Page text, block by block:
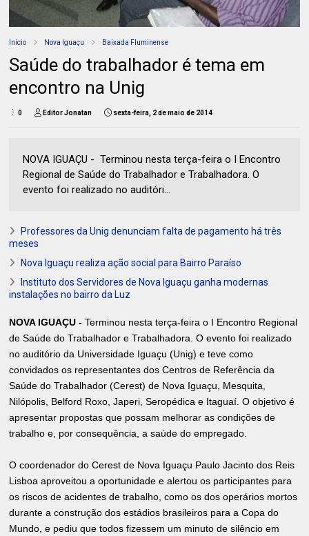
Início Nova Iguaçu Baixada Fluminense
Saúde do trabalhador é tema em
encontro na Unig
0 Editor Jonatan sexta-feira, 2 de maio de 2014
NOVA IGUAÇU - Terminou nesta terça-feira o I Encontro
Regional de Saúde do Trabalhador e Trabalhadora. O
evento foi realizado no auditóri...
Professores da Unig denunciam falta de pagamento há três
meses
Nova Iguaçu realiza ação social para Bairro Paraíso
Instituto dos Servidores de Nova Iguaçu ganha modernas
instalações no bairro da Luz
NOVA IGUAÇU -Terminou nesta terça-feira o I Encontro Regional
de Saúde do Trabalhador e Trabalhadora. O evento foi realizado
no auditório da Universidade Iguaçu (Unig) e teve como
convidados os representantes dos Centros de Referência da
Saúde do Trabalhador (Cerest) de Nova Iguaçu, Mesquita,
Nilópolis, Belford Roxo, Japeri, Seropédica e Itaguaí. O objetivo é
apresentar propostas que possam melhorar as condições de
trabalho e, por consequência, a saúde do empregado.
O coordenador do Cerest de Nova Iguaçu Paulo Jacinto dos Reis
Lisboa aproveitou a oportunidade e alertou os participantes para
os riscos de acidentes de trabalho, como os dos operários mortos
durante a construção dos estádios brasileiros para a Copa do
Mundo, e pediu que todos fizessem um minuto de silêncio em